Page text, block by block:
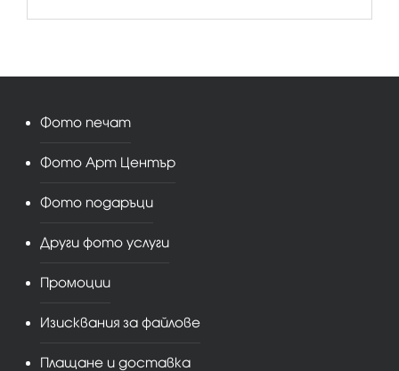
Фото печат
Фото Арт Център
Фото подаръци
Други фото услуги
Промоции
Изисквания за файлове
Плащане и доставка